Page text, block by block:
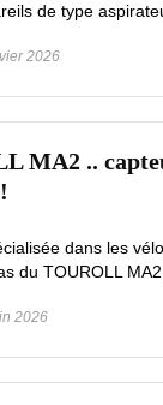
de type
2026
MA2 ..
dans les
du TOUROLL MA2
2026